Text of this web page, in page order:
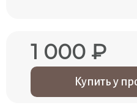
1 000 ₽
Купить у